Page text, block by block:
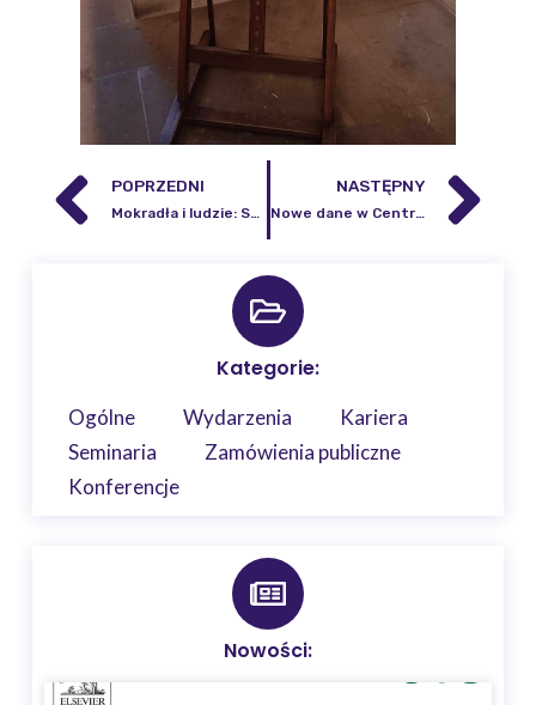
POPRZEDNI
Mokradła i ludzie: Splecione losy – obchody Światowego Dnia Mokradeł 2024
NASTĘPNY
Nowe dane w Centrum Infrastruktury Badawczej Obserwacji Grawimetrycznych (CIBOG)
Kategorie:
Ogólne Wydarzenia
Kariera
Seminaria
Zamówienia publiczne
Konferencje
Nowości: